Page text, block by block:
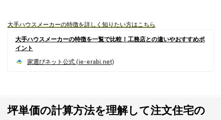
大手ハウスメーカーの特徴を詳しく知りたい方はこちら
大手ハウスメーカーの特徴を一覧で比較！工務店との違いやおすすめポ
イント
坪単価の計算方法を理解して注文住宅の